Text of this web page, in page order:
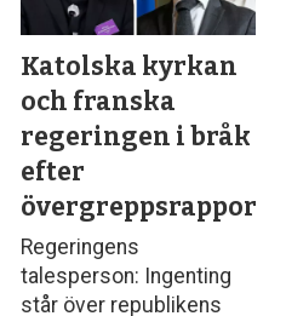
Katolska kyrkan
och franska
regeringen i bråk
efter
övergreppsrapport
Regeringens
talesperson: Ingenting
står över republikens